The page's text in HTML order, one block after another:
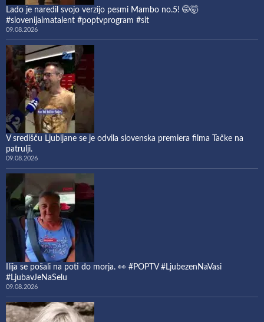
Lado je naredil svojo verzijo pesmi Mambo no.5! 🤭🤯
#slovenijaimatalent #poptvprogram #sit
09.08.2026
V središču Ljubljane se je odvila slovenska premiera filma Tačke na
patrulji.
09.08.2026
Ilija se pošali na poti do morja. 👀 #POPTV #LjubezenNaVasi
#LjubavJeNaSelu
09.08.2026